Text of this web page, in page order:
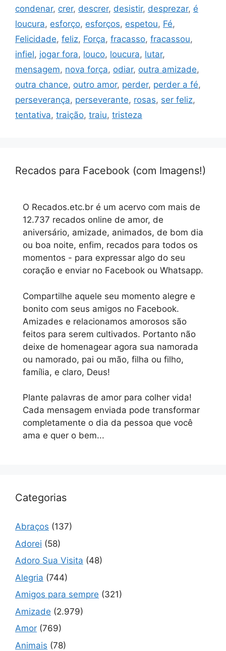
condenar, crer, descrer, desistir, desprezar, é
loucura, esforço, esforços, espetou, Fé,
Felicidade, feliz, Força, fracasso, fracassou,
infiel, jogar fora, louco, loucura, lutar,
mensagem, nova força, odiar, outra amizade,
outra chance, outro amor, perder, perder a fé,
perseverança, perseverante, rosas, ser feliz,
tentativa, traição, traiu, tristeza
Recados para Facebook (com Imagens!)
O Recados.etc.br é um acervo com mais de
12.737 recados online de amor, de
aniversário, amizade, animados, de bom dia
ou boa noite, enfim, recados para todos os
momentos - para expressar algo do seu
coração e enviar no Facebook ou Whatsapp.
Compartilhe aquele seu momento alegre e
bonito com seus amigos no Facebook.
Amizades e relacionamos amorosos são
feitos para serem cultivados. Portanto não
deixe de homenagear agora sua namorada
ou namorado, pai ou mão, filha ou filho,
família, e claro, Deus!
Plante palavras de amor para colher vida!
Cada mensagem enviada pode transformar
completamente o dia da pessoa que você
ama e quer o bem...
Categorias
Abraços (137)
Adorei (58)
Adoro Sua Visita (48)
Alegria (744)
Amigos para sempre (321)
Amizade (2.979)
Amor (769)
Animais (78)